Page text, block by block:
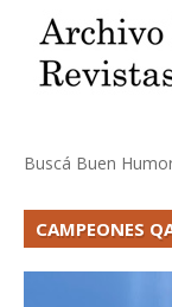
Buscá Buen
CAMPEONES